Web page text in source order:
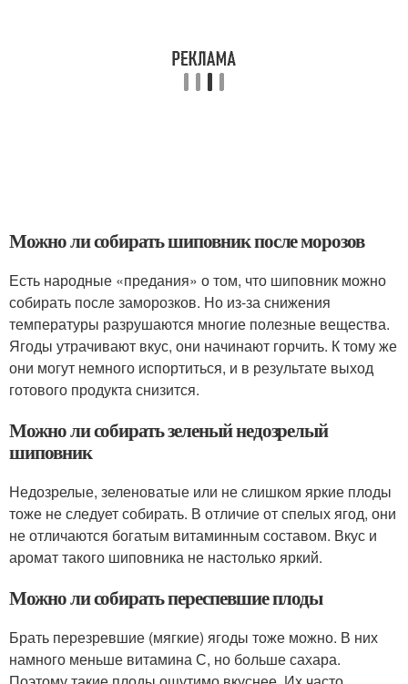
Можно ли собирать шиповник после морозов
Есть народные «предания» о том, что шиповник можно
собирать после заморозков. Но из-за снижения
температуры разрушаются многие полезные вещества.
Ягоды утрачивают вкус, они начинают горчить. К тому же
они могут немного испортиться, и в результате выход
готового продукта снизится.
Можно ли собирать зеленый недозрелый
шиповник
Недозрелые, зеленоватые или не слишком яркие плоды
тоже не следует собирать. В отличие от спелых ягод, они
не отличаются богатым витаминным составом. Вкус и
аромат такого шиповника не настолько яркий.
Можно ли собирать переспевшие плоды
Брать перезревшие (мягкие) ягоды тоже можно. В них
намного меньше витамина С, но больше сахара.